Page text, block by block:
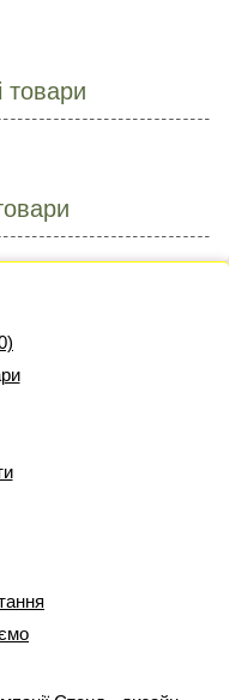
товари